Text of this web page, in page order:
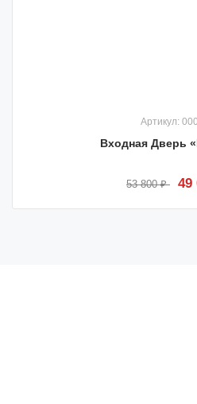
Артикул:
Входная Дверь
53 800 ₽ 49